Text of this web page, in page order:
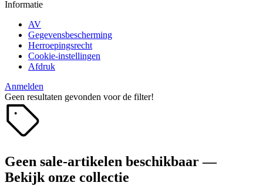
Informatie
AV
Gegevensbescherming
Herroepingsrecht
Cookie-instellingen
Afdruk
Anmelden
Geen resultaten gevonden voor de filter!
Geen sale-artikelen beschikbaar —
Bekijk onze collectie